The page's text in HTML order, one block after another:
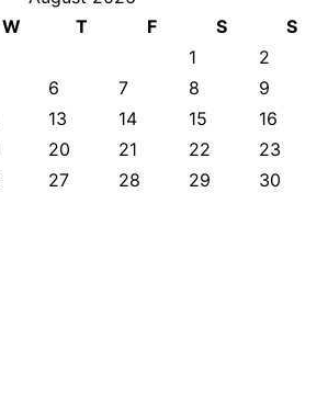
W T F S
S
1
2
6 7 8
9
13 14 15
16
20 21 22
23
27 28 29
30